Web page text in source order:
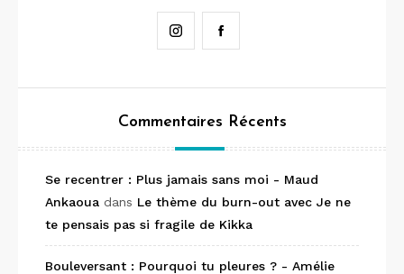
Instagram
Commentaires Récents
Se recentrer : Plus jamais sans moi - Maud
Ankaoua dans Le thème du burn-out avec Je ne
te pensais pas si fragile de Kikka
Bouleversant : Pourquoi tu pleures ? - Amélie